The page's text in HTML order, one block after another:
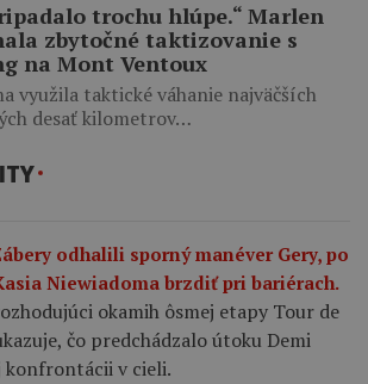
trochu hlúpe.“ Marlen
zbytočné taktizovanie s
na Mont Ventoux
využila taktické váhanie najväčších
desať kilometrov…
odhalili sporný manéver Gery, po
Niewiadoma brzdiť pri bariérach.
okamih ôsmej etapy Tour de
čo predchádzalo útoku Demi
v cieli.